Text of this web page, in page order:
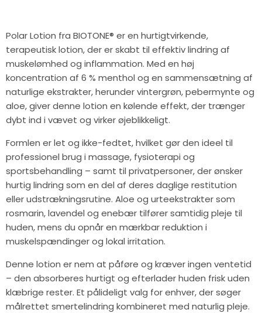
Polar Lotion fra BIOTONE® er en hurtigtvirkende,
terapeutisk lotion, der er skabt til effektiv lindring af
muskelømhed og inflammation. Med en høj
koncentration af 6 % menthol og en sammensætning af
naturlige ekstrakter, herunder vintergrøn, pebermynte og
aloe, giver denne lotion en kølende effekt, der trænger
dybt ind i vævet og virker øjeblikkeligt.
Formlen er let og ikke-fedtet, hvilket gør den ideel til
professionel brug i massage, fysioterapi og
sportsbehandling – samt til privatpersoner, der ønsker
hurtig lindring som en del af deres daglige restitution
eller udstrækningsrutine. Aloe og urteekstrakter som
rosmarin, lavendel og enebær tilfører samtidig pleje til
huden, mens du opnår en mærkbar reduktion i
muskelspændinger og lokal irritation.
Denne lotion er nem at påføre og kræver ingen ventetid
– den absorberes hurtigt og efterlader huden frisk uden
klæbrige rester. Et pålideligt valg for enhver, der søger
målrettet smertelindring kombineret med naturlig pleje.